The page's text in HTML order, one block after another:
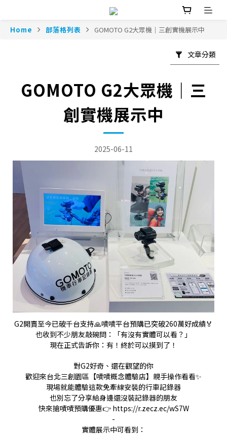
Home 部落格列表 GOMOTO G2大眾機｜三創實機展示中
文章分類
GOMOTO G2大眾機｜三
創實機展示中
2025-06-11
G2開賣至今已破千台支持🙏嘖嘖平台預購已突破260萬好成績🏅
也收到不少朋友敲碗問：「有沒有實體可以看？」
現在正式告訴你：有！終於可以摸到了！
對G2好奇、還在觀望的你
歡迎來台北三創園區【嘖嘖概念體驗店】親手操作看看✨
現場就能體驗這款免牽線安裝的行車記錄器
也別忘了分享給身邊還沒裝記錄器的朋友
快來搶嘖嘖預購優惠👉 https://r.zecz.ec/wS7W
-
實體展示中可看到：